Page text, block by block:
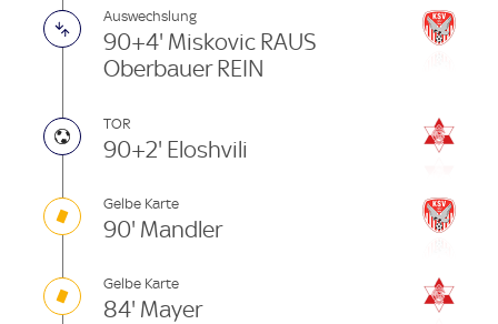
Auswechslung
90+4' Miskovic RAUS
Oberbauer REIN
TOR
90+2' Eloshvili
Gelbe Karte
90' Mandler
Gelbe Karte
84' Mayer